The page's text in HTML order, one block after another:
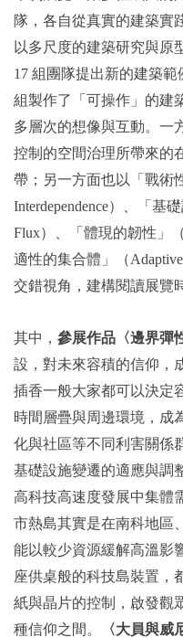
隊，各自從真實的建築實
以多尺度的建築研究與原
17 組團隊提出新的建築
組製作了「可操作」的建
多層次的想像與互動。一
控制的空間治理所帶來的
帶；另一方面也以「戰術
Interdependence）、「基
Flux）、「體現的韌性」
適性的集合體」（
交錯視角，建構閱讀展覽
其中， 參展作品 〈邊界彈
設，對未來容積的信仰，
插香一般大家都可以決定
時間層疊與周邊環境，成
化與社區等不同利害關係
基礎設施變遷的適應與調
高科技高速度發展中集體
市熱島其實是在南科地區
能以較少資源緩解高溫影
座供桌般的科技島裝置，
紙與晶片的控制，啟發觀
種信仰之間。
〈大員與威